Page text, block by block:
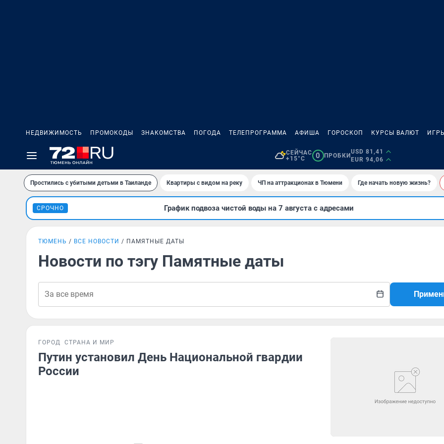
НЕДВИЖИМОСТЬ ПРОМОКОДЫ ЗНАКОМСТВА ПОГОДА ТЕЛЕПРОГРАММА АФИША ГОРОСКОП КУРСЫ ВАЛЮТ
СЕЙЧАС
+15°C
0 ПРОБКИ
USD 81,41
EUR 94,06
Простились с убитыми детьми в Таиланде Квартиры с видом на реку ЧП на аттракционах в Тюмени Где начать новую жизнь?
СРОЧНО График подвоза чистой воды на 7 августа с адресами
ТЮМЕНЬ ВСЕ НОВОСТИ ПАМЯТНЫЕ ДАТЫ
Новости по тэгу Памятные даты
ГОРОД СТРАНА И МИР
Путин установил День Национальной гвардии
России